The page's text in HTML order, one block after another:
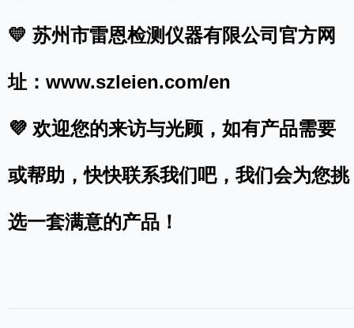
💛 苏州市雷恩检测仪器有限公司官方网
址： www.szleien.com/en
💜 欢迎您的来访与光顾，如有产品需要
或帮助，快快联系我们吧，我们会为您挑
选一套满意的产品！